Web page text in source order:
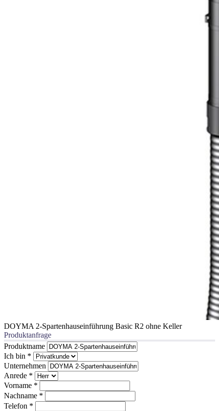
DOYMA 2-Spartenhauseinführung Basic R2 ohne Keller
Produktanfrage
Produktname
Ich bin *
Unternehmen
Anrede *
Vorname *
Nachname *
Telefon *